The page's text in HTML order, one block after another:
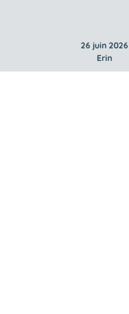
26 juin 2026
Erin